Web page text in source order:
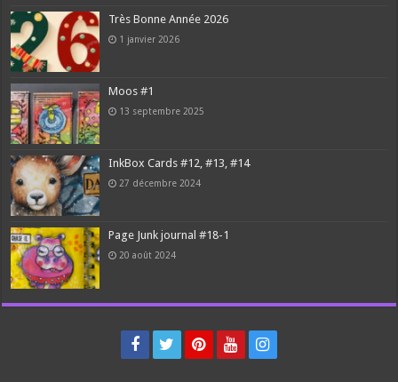
Très Bonne Année 2026
1 janvier 2026
Moos #1
13 septembre 2025
InkBox Cards #12, #13, #14
27 décembre 2024
Page Junk journal #18-1
20 août 2024